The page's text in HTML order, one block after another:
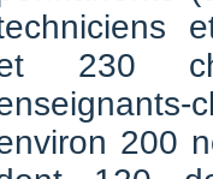
230
200